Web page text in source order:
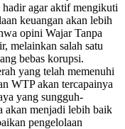
hadir agar aktif mengikuti
keuangan akan lebih
opini Wajar Tanpa
melainkan salah satu
bebas korupsi.
yang telah memenuhi
WTP akan tercapainya
yang sungguh-
akan menjadi lebih baik
pengelolaan